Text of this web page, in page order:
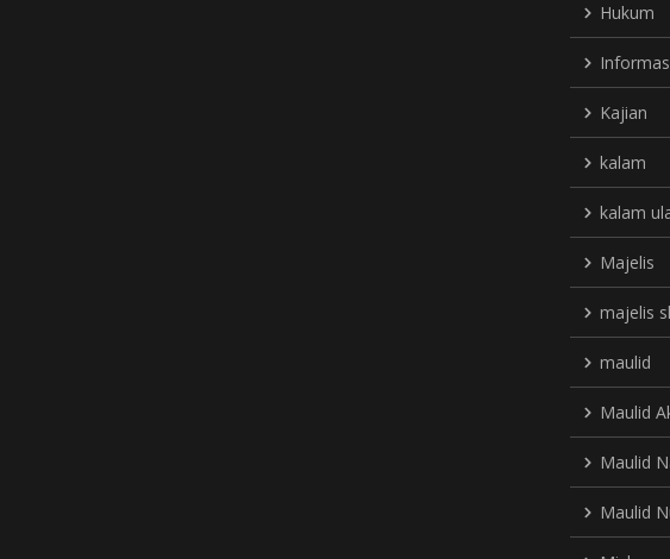
Hukum
Kajian
kalam
kalam
Majelis
majelis
maulid
Maulid
Maulid
Maulid